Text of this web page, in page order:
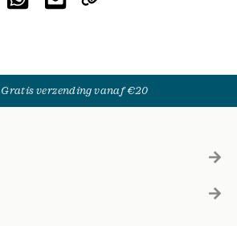
Gratis verzending vanaf €20